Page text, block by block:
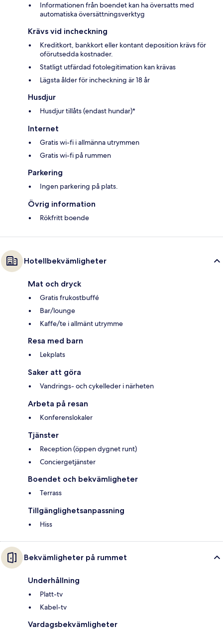
Informationen från boendet kan ha översatts med
automatiska översättningsverktyg
Krävs vid incheckning
Kreditkort, bankkort eller kontant deposition krävs för
oförutsedda kostnader.
Statligt utfärdad fotolegitimation kan krävas
Lägsta ålder för incheckning är 18 år
Husdjur
Husdjur tillåts (endast hundar)*
Internet
Gratis wi-fi i allmänna utrymmen
Gratis wi-fi på rummen
Parkering
Ingen parkering på plats.
Övrig information
Rökfritt boende
Hotellbekvämligheter
Mat och dryck
Gratis frukostbuffé
Bar/lounge
Kaffe/te i allmänt utrymme
Resa med barn
Lekplats
Saker att göra
Vandrings- och cykelleder i närheten
Arbeta på resan
Konferenslokaler
Tjänster
Reception (öppen dygnet runt)
Conciergetjänster
Boendet och bekvämligheter
Terrass
Tillgänglighetsanpassning
Hiss
Bekvämligheter på rummet
Underhållning
Platt-tv
Kabel-tv
Vardagsbekvämligheter